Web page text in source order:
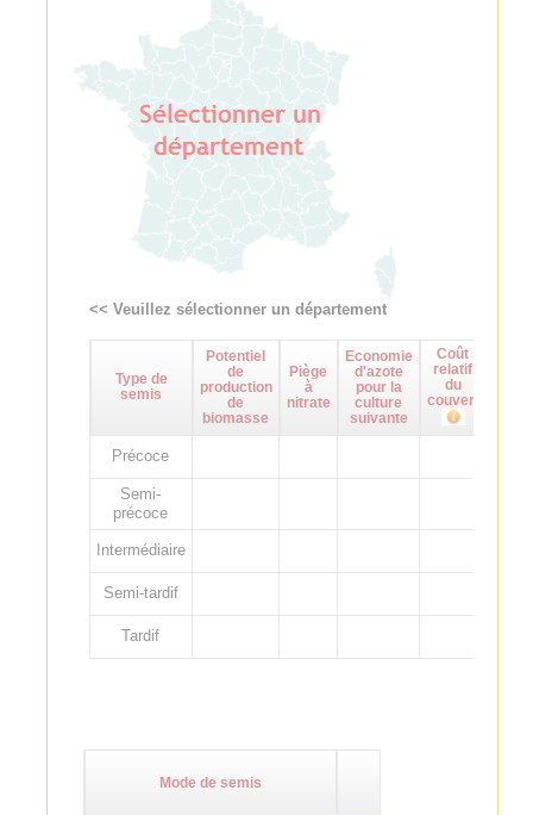
<< Veuillez sélectionner un département
Type de
semis
Potentiel
de
production
de
biomasse
Piège
à
nitrate
Economie
d'azote
pour la
culture
suivante
Coût
relatif
du
couvert
Précoce
Semi-
précoce
Intermédiaire
Semi-tardif
Tardif
Mode de semis